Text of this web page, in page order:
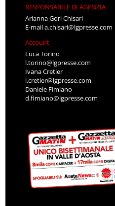
RESPONSABILE DI AGENZIA
Arianna Gori Chisari
E-maila.chisari@lgpresse.com
Account
Luca Torino
l.torino@lgpresse.com
Ivana Cretier
i.cretier@lgpresse.com
Daniele Fimiano
d.fimiano@lgpresse.com